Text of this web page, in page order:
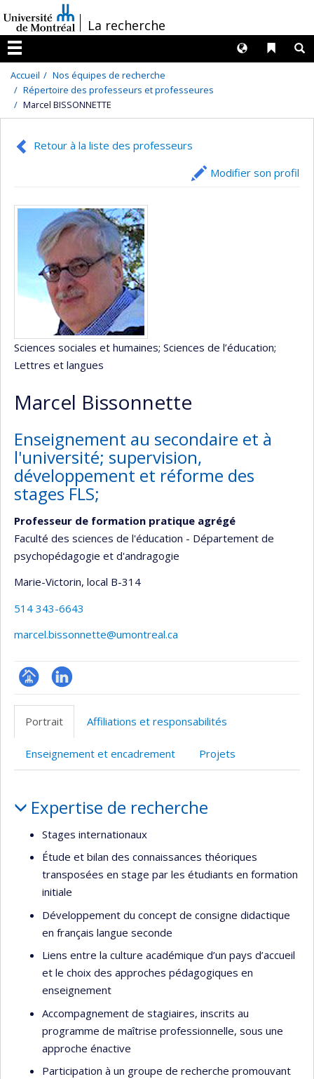
au
contenu
/La recherche
Menu
Liens
Langues
Accueil
Nos équipes de recherche
Répertoire des professeurs et professeures
Marcel BISSONNETTE
Retour à la liste des professeurs
Modifier son profil
Sciences sociales et humaines; Sciences de l’éducation;
Lettres et langues
Marcel Bissonnette
Enseignement au secondaire et à
l'université; supervision,
développement et réforme des
stages FLS;
Professeur de formation pratique agrégé
Faculté des sciences de l'éducation - Département de
psychopédagogie et d'andragogie
Marie-Victorin, local B-314
514 343-6643
marcel.bissonnette@umontreal.ca
Page LinkedIn
Portrait
Affiliations et responsabilités
Enseignement et encadrement Projets
Expertise de recherche
Stages internationaux
Étude et bilan des connaissances théoriques
transposées en stage par les étudiants en formation
initiale
Développement du concept de consigne didactique
en français langue seconde
Liens entre la culture académique d’un pays d’accueil
et le choix des approches pédagogiques en
enseignement
Accompagnement de stagiaires, inscrits au
programme de maîtrise professionnelle, sous une
approche énactive
Participation à un groupe de recherche promouvant